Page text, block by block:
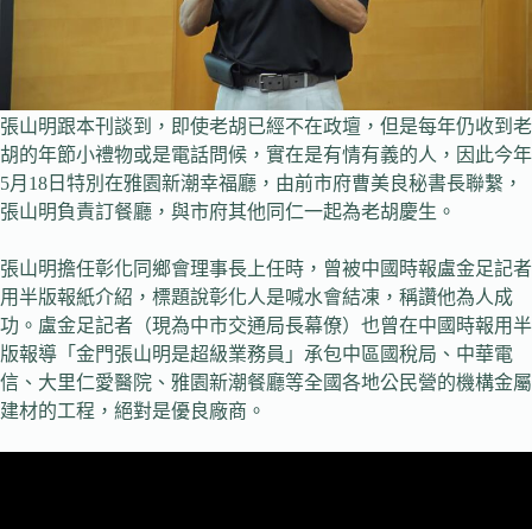
張山明跟本刊談到，即使老胡已經不在政壇，但是每年仍收到老
胡的年節小禮物或是電話問候，實在是有情有義的人，因此今年
5月18日特別在雅園新潮幸福廳，由前市府曹美良秘書長聯繫，
張山明負責訂餐廳，與市府其他同仁一起為老胡慶生。
張山明擔任彰化同鄉會理事長上任時，曾被中國時報盧金足記者
用半版報紙介紹，標題說彰化人是喊水會結凍，稱讚他為人成
功。盧金足記者（現為中市交通局長幕僚）也曾在中國時報用半
版報導「金門張山明是超級業務員」承包中區國稅局、中華電
信、大里仁愛醫院、雅園新潮餐廳等全國各地公民營的機構金屬
建材的工程，絕對是優良廠商。